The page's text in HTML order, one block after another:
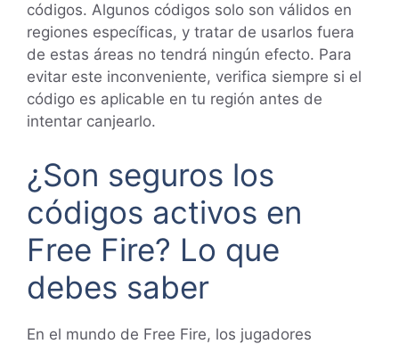
códigos. Algunos códigos solo son válidos en
regiones específicas, y tratar de usarlos fuera
de estas áreas no tendrá ningún efecto. Para
evitar este inconveniente, verifica siempre si el
código es aplicable en tu región antes de
intentar canjearlo.
¿Son seguros los
códigos activos en
Free Fire? Lo que
debes saber
En el mundo de Free Fire, los jugadores